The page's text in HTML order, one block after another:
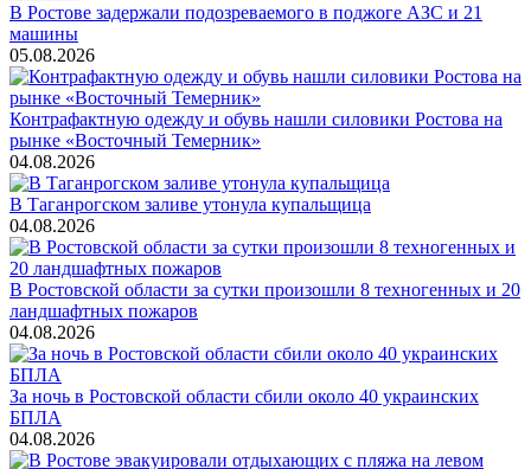
В Ростове задержали подозреваемого в поджоге АЗС и 21
машины
05.08.2026
Контрафактную одежду и обувь нашли силовики Ростова на
рынке «Восточный Темерник»
04.08.2026
В Таганрогском заливе утонула купальщица
04.08.2026
В Ростовской области за сутки произошли 8 техногенных и 20
ландшафтных пожаров
04.08.2026
За ночь в Ростовской области сбили около 40 украинских
БПЛА
04.08.2026